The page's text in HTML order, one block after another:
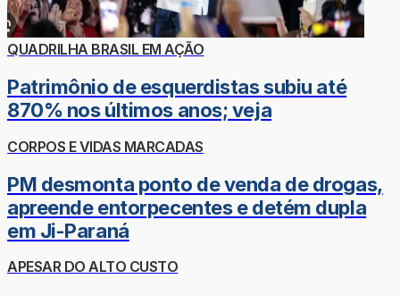
QUADRILHA BRASIL EM AÇÃO
Patrimônio de esquerdistas subiu até
870% nos últimos anos; veja
CORPOS E VIDAS MARCADAS
PM desmonta ponto de venda de drogas,
apreende entorpecentes e detém dupla
em Ji-Paraná
APESAR DO ALTO CUSTO